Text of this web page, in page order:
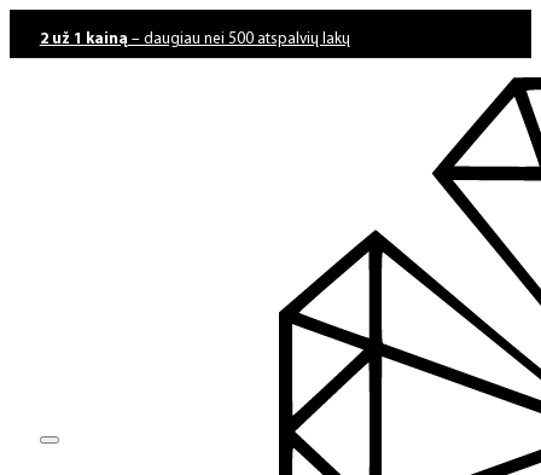
2 už 1 kainą – daugiau nei 500 atspalvių lakų